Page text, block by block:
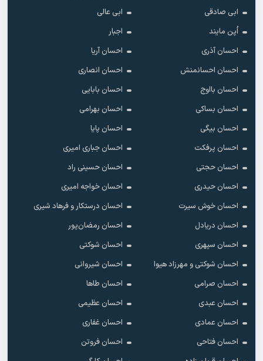
ابی صادقی
ابی عالی
اُپن مایند
اجبار
احسان آذری
احسان آریا
احسان احسانمنش
احسان انصاری
احسان بااوج
احسان بابایی
احسان بساکی
احسان بهرامی
احسان بیگی
احسان پایا
احسان پرفکت
احسان جباری امیری
احسان حجتی
احسان حسینی راد
احسان حیدری
احسان خواجه امیری
احسان خوش سیرت
احسان درستکار و فرهاد شیرى
احسان دریادل
احسان رمضان‌پور
احسان سپهری
احسان شوکتی
احسان شوکتی و مهرزاد هیوا
احسان شیروانی
احسان صرامی
احسان طاها
احسان عبدی
احسان عظیمی
احسان عمادی
احسان غفاری
احسان فتاحی
احسان فروتن